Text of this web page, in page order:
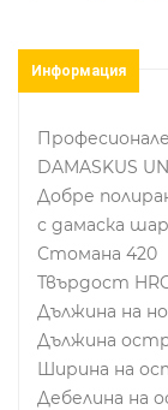
Информация
DAMASKUS
Добре
с дамаска
Стомана 420
Твърдост
Дължина на
Дължина
Ширина на
Дебелина на